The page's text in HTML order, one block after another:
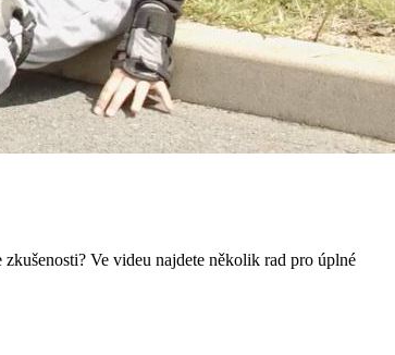
Ve videu najdete několik rad pro úplné